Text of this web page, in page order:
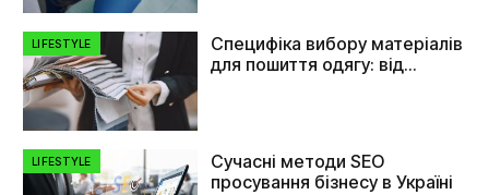
LIFESTYLE
Специфіка вибору матеріалів
для пошиття одягу: від
LIFESTYLE
Сучасні методи SEO
просування бізнесу в Україні